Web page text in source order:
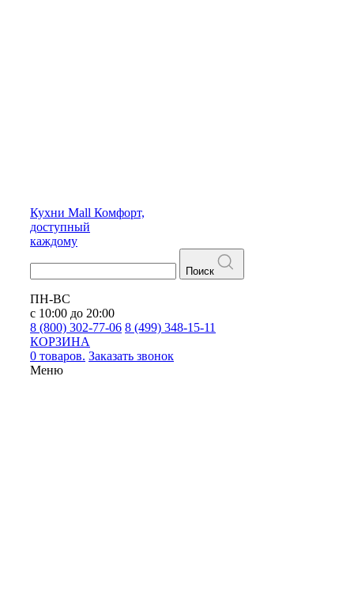
Кухни Mall Комфорт,
доступный
каждому
Поиск
ПН-ВС
с 10:00 до 20:00
8 (800) 302-77-06 8 (499) 348-15-11
КОРЗИНА
0 товаров. Заказать звонок
Меню